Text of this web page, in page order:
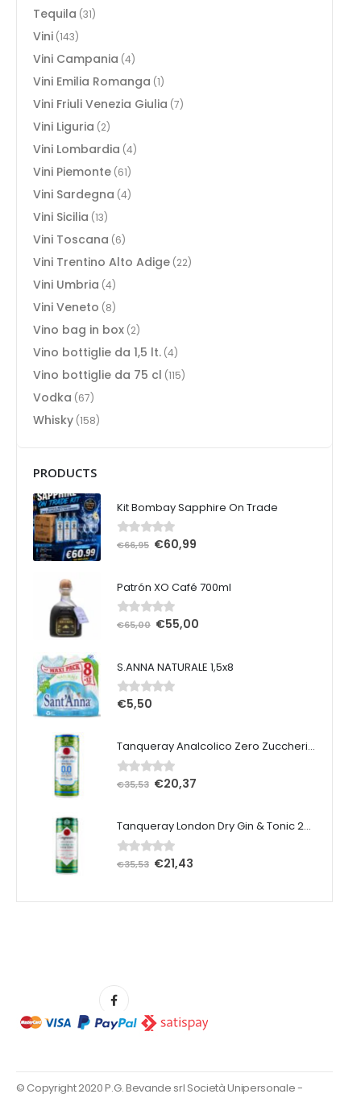
Tequila (31)
Vini (143)
Vini Campania (4)
Vini Emilia Romanga (1)
Vini Friuli Venezia Giulia (7)
Vini Liguria (2)
Vini Lombardia (4)
Vini Piemonte (61)
Vini Sardegna (4)
Vini Sicilia (13)
Vini Toscana (6)
Vini Trentino Alto Adige (22)
Vini Umbria (4)
Vini Veneto (8)
Vino bag in box (2)
Vino bottiglie da 1,5 lt. (4)
Vino bottiglie da 75 cl (115)
Vodka (67)
Whisky (158)
PRODUCTS
Kit Bombay Sapphire On Trade
0Su 5
€66,95 €60,99
Patrón XO Café 700ml
0Su 5
€65,00 €55,00
S.ANNA NATURALE 1,5x8
0Su 5
€5,50
Tanqueray Analcolico Zero Zuccheri 25 cl x 12 pezzi
0Su 5
€35,53 €20,37
Tanqueray London Dry Gin & Tonic 25 cl x 12 pezzi
0Su 5
€35,53 €21,43
© Copyright 2020 P.G. Bevande srl Società Unipersonale -